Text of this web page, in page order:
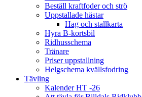
Beställ kraftfoder och strö
Uppstallade hästar
Hag och stallkarta
Hyra B-kortsbil
Ridhusschema
Tränare
Priser uppstallning
Helgschema kvällsfodring
Tävling
Kalender HT -26